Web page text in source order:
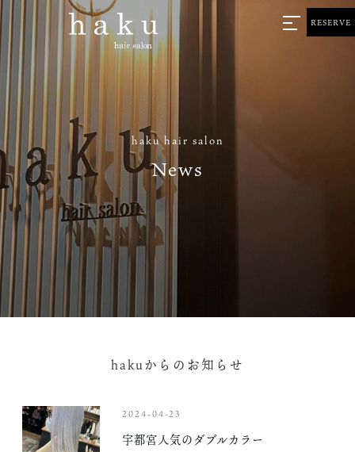
haku hair salon
News
RESERVE
hakuからのお知らせ
2024-04-23
宇都宮人気のダブルカラー